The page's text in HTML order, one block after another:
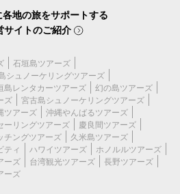
地の旅をサポートする
サイトのご紹介
石垣島ツアーズ
シュノーケリングツアーズ
島レンタカーツアーズ
幻の島ツアーズ
ズ
宮古島シュノーケリングツアーズ
ツアーズ
沖縄やんばるツアーズ
ーリングツアーズ
慶良間ツアーズ
チングツアーズ
久米島ツアーズ
ティ ハワイツアーズ
ホノルルツアーズ
ーズ 台湾観光ツアーズ
長野ツアーズ
ーズ